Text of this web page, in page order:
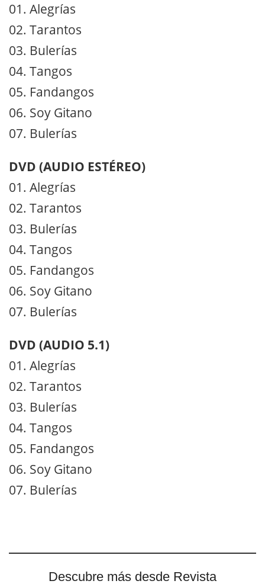
01. Alegrías
02. Tarantos
03. Bulerías
04. Tangos
05. Fandangos
06. Soy Gitano
07. Bulerías
DVD (AUDIO ESTÉREO)
01. Alegrías
02. Tarantos
03. Bulerías
04. Tangos
05. Fandangos
06. Soy Gitano
07. Bulerías
DVD (AUDIO 5.1)
01. Alegrías
02. Tarantos
03. Bulerías
04. Tangos
05. Fandangos
06. Soy Gitano
07. Bulerías
Descubre más desde Revista